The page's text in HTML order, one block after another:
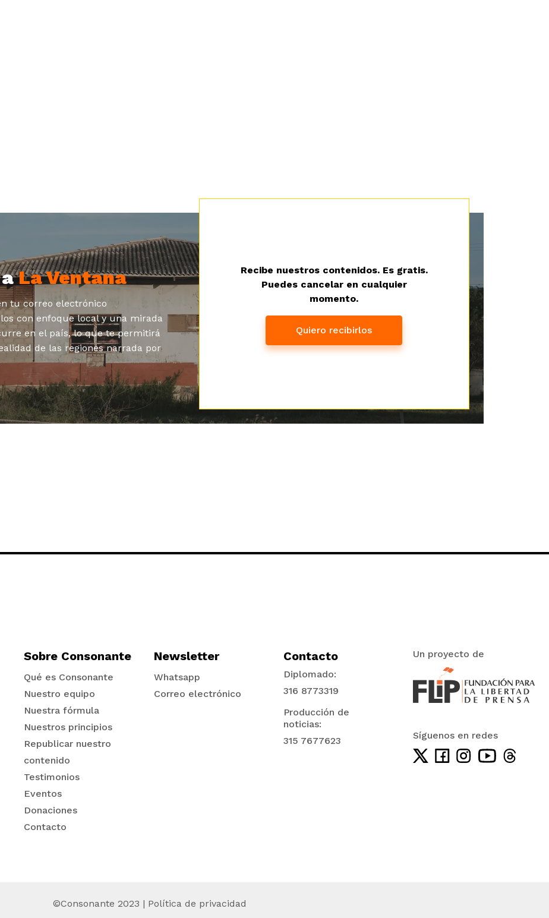
aLa Ventana
tu correo electrónico
con enfoque local y una mirada
en el país, lo que te permitirá
de las regiones narrada por
Recibe nuestros contenidos. Es gratis.
Puedes cancelar en cualquier
momento.
Quiero recibirlos
Sobre Consonante
Qué es Consonante
Nuestro equipo
Nuestra fórmula
Nuestros principios
Republicar nuestro
contenido
Testimonios
Eventos
Donaciones
Contacto
Newsletter
Whatsapp
Correo electrónico
Contacto
Diplomado:
316 8773319
Producción de
noticias:
315 7677623
Un proyecto de
Síguenos en redes
©Consonante 2023 | Política de privacidad